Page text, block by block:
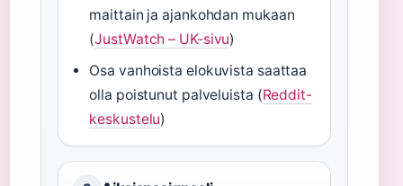
maittain ja ajankohdan mukaan
(JustWatch – UK-sivu)
Osa vanhoista elokuvista saattaa
olla poistunut palveluista (Reddit-
keskustelu)